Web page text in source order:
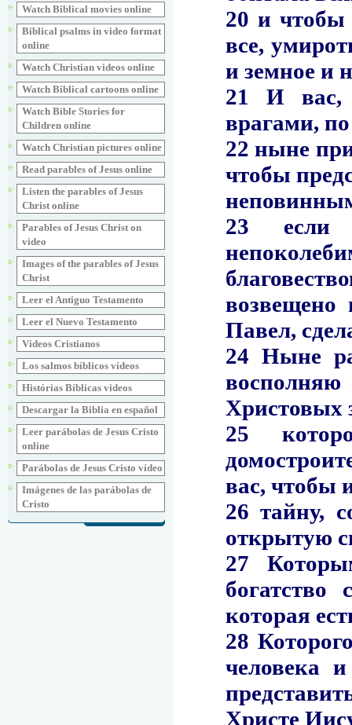
Watch Biblical movies online
Biblical psalms in video format
online
Watch Christian videos online
Watch Biblical cartoons online
Watch Bible Stories for
Children online
Watch Christian pictures online
Read parables of Jesus online
Listen the parables of Jesus
Christ online
Parables of Jesus Christ on
video
Images of the parables of Jesus
Christ
Leer el Antiguo Testamento
Leer el Nuevo Testamento
Videos Cristianos
Los salmos bíblicos vídeos
Histórias Bíblicas videos
Descargar la Biblia en español
Leer parábolas de Jesus Cristo
online
Parábolas de Jesus Cristo vídeo
Imágenes de las parábolas de
Cristo